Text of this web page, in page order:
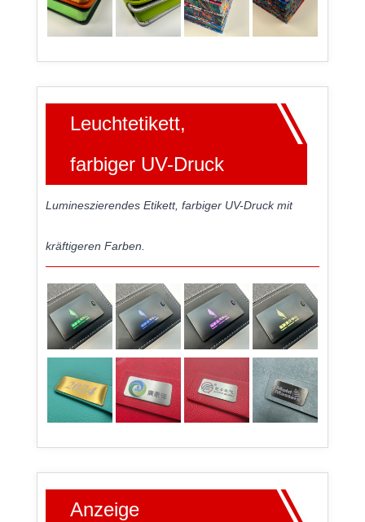
Leuchtetikett,
farbiger UV-Druck
Lumineszierendes Etikett, farbiger UV-Druck mit
kräftigeren Farben.
Anzeige